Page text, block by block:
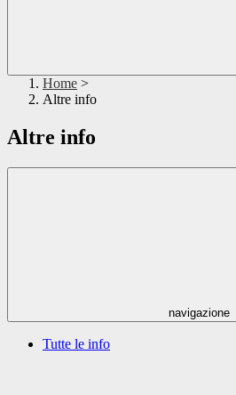
Home >
Altre info
Altre info
navigazione
Tutte le info